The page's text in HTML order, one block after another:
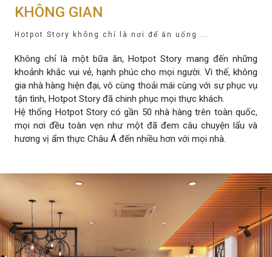
ĐẬU HŨ HẢI SẢN PHÔ
MAI
SỔ TAY NƯỚC CHẤM
KHÔNG GIAN
Hotpot Story không chỉ là nơi để ăn uống....
Không chỉ là một bữa ăn, Hotpot Story mang đến những
khoảnh khắc vui vẻ, hạnh phúc cho mọi người. Vì thế, không
gia nhà hàng hiện đại, vô cùng thoải mái cùng với sự phục vụ
tận tình, Hotpot Story đã chinh phục mọi thực khách.
Hệ thống Hotpot Story có gần 50 nhà hàng trên toàn quốc,
mọi nơi đều toàn vẹn như một đã đem câu chuyện lẩu và
hương vị ẩm thực Châu Á đến nhiều hơn với mọi nhà.